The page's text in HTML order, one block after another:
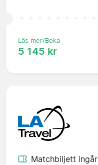
Läs mer/Boka
5 145 kr
Matchbiljett ingår